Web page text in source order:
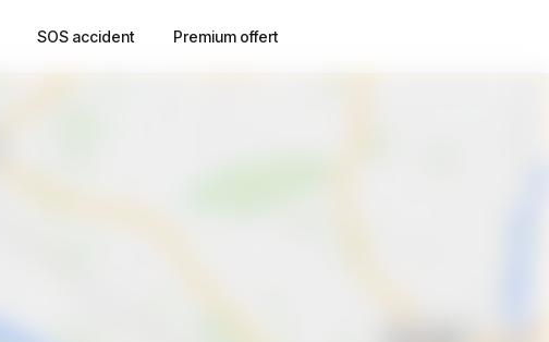
SOS accident Premium offert